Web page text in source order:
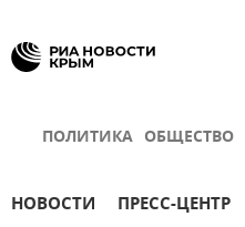
ПОЛИТИКА ОБЩЕСТВО
НОВОСТИ ПРЕСС-ЦЕНТР